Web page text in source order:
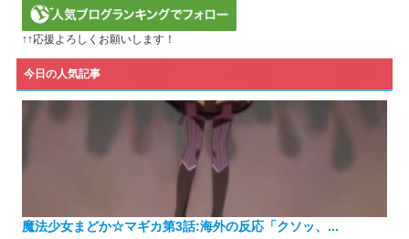
↑↑応援よろしくお願いします！
今日の人気記事
魔法少女まどか☆マギカ第3話:海外の反応「クソッ、...